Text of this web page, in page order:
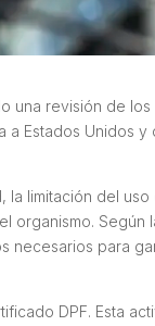
una revisión de los
Estados Unidos y
la limitación del uso
Según
necesarios para
DPF. Esta